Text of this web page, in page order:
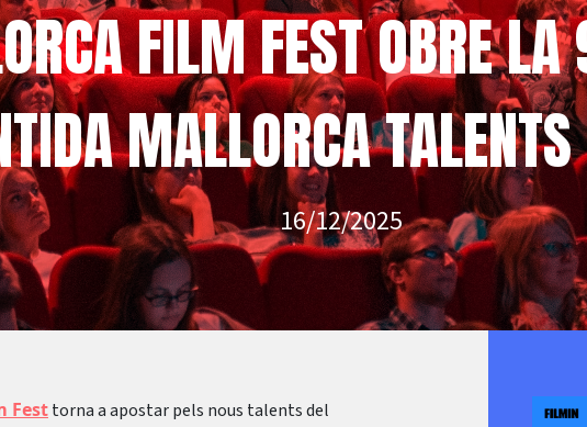
FILM FEST OBRE LA
MALLORCA
16/12/2025
Festtorna a apostar pels nous talents del